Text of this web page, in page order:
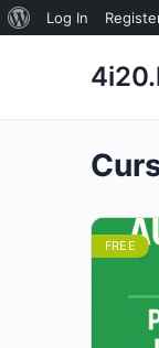
Sobre
WordPress
Log In
FREE